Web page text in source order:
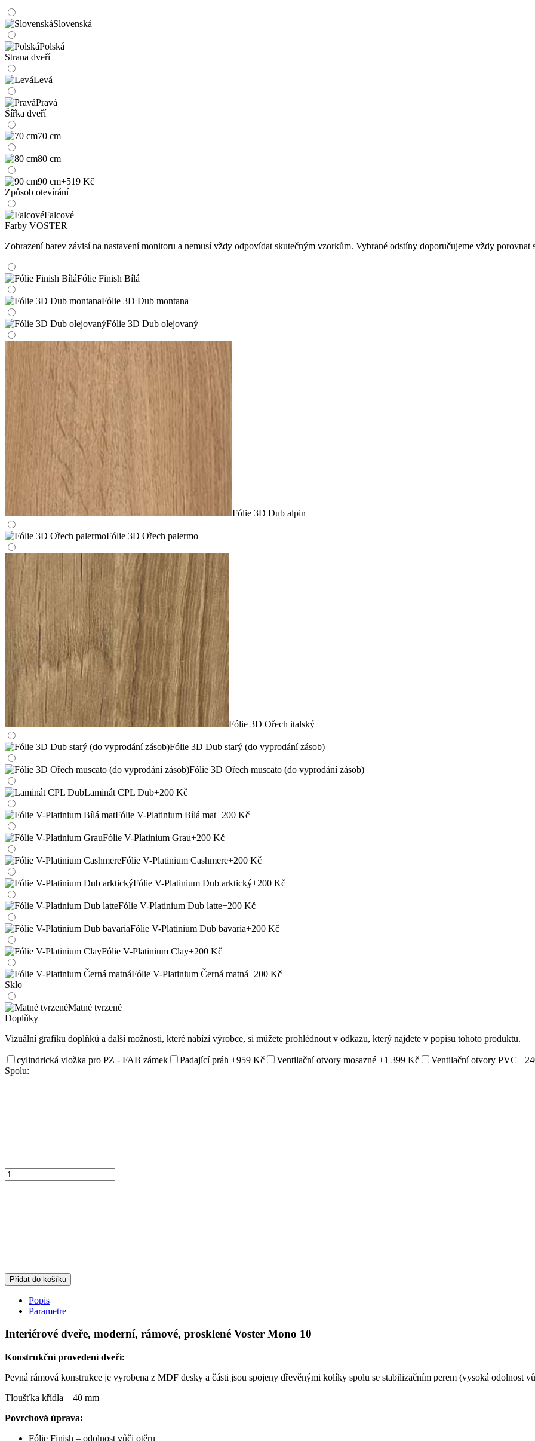
Slovenská
Polská
Strana dveří
Levá
Pravá
Šířka dveří
70 cm
80 cm
90 cm+519 Kč
Způsob otevírání
Falcové
Farby VOSTER
Zobrazení barev závisí na nastavení monitoru a nemusí vždy odpovídat skutečným vzorkům. Vybrané odstíny doporučujeme vždy porovnat
Fólie Finish Bílá
Fólie 3D Dub montana
Fólie 3D Dub olejovaný
Fólie 3D Dub alpin
Fólie 3D Ořech palermo
Fólie 3D Ořech italský
Fólie 3D Dub starý (do vyprodání zásob)
Fólie 3D Ořech muscato (do vyprodání zásob)
Laminát CPL Dub+200 Kč
Fólie V-Platinium Bílá mat+200 Kč
Fólie V-Platinium Grau+200 Kč
Fólie V-Platinium Cashmere+200 Kč
Fólie V-Platinium Dub arktický+200 Kč
Fólie V-Platinium Dub latte+200 Kč
Fólie V-Platinium Dub bavaria+200 Kč
Fólie V-Platinium Clay+200 Kč
Fólie V-Platinium Černá matná+200 Kč
Sklo
Matné tvrzené
Doplňky
Vizuální grafiku doplňků a další možnosti, které nabízí výrobce, si můžete prohlédnout v odkazu, který najdete v popisu tohoto produktu.
cylindrická vložka pro PZ - FAB zámek Padající práh +959 Kč Ventilační otvory mosazné +1 399 Kč Ventilační otvory PVC
Spolu:
Přidat do košíku
Popis
Parametre
Interiérové dveře, moderní, rámové, prosklené Voster Mono 10
Konstrukční provedení dveří:
Pevná rámová konstrukce je vyrobena z MDF desky a části jsou spojeny dřevěnými kolíky spolu se stabilizačním perem (vysoká odolnost
Tloušťka křídla – 40 mm
Povrchová úprava:
Fólie Finish – odolnost vůči otěru